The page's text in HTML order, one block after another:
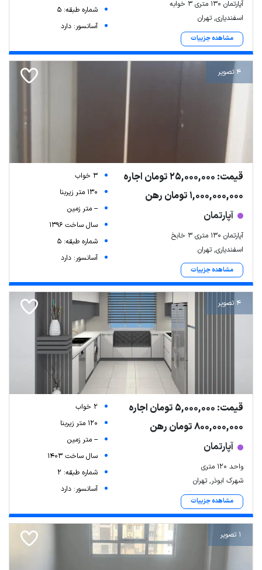
آپارتمان ۱۳۰ متری ۳ خوابه
اسفندیاری, تهران
مشاهده جزییات
شماره طبقه: 5
آسانسور: دارد
4 تصویر
قیمت: 25,000,000 تومان اجاره
1,000,000,000 تومان رهن
آپارتمان
آپارتمان ۱۳۰ متری ۳ خابخ
اسفندیاری, تهران
مشاهده جزییات
3 خواب
130 متر زیربنا
-- متر زمین
سال ساخت 1396
شماره طبقه: 5
آسانسور: دارد
4 تصویر
قیمت: 5,000,000 تومان اجاره
800,000,000 تومان رهن
آپارتمان
واحد ۱۲۰ متری
شهرک ابوذر, تهران
مشاهده جزییات
2 خواب
120 متر زیربنا
-- متر زمین
سال ساخت 1403
شماره طبقه: 2
آسانسور: دارد
1 تصویر